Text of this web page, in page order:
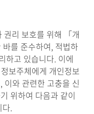
권리 보호를 위해 「개
를 준수하여, 적법하
하고 있습니다. 이에
보주체에게 개인정보
이와 관련한 고충을 신
위하여 다음과 같이
.